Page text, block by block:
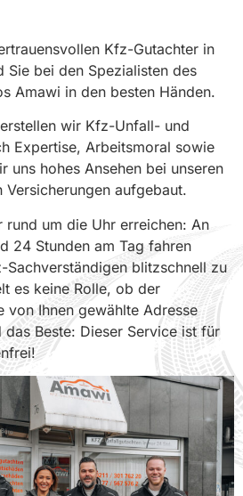
Kfz-Gutachter in
Sie bei den Spezialisten des
Amawi in den besten Händen.
wir Kfz-Unfall- und
Expertise, Arbeitsmoral sowie
uns hohes Ansehen bei unseren
Versicherungen aufgebaut.
rund um die Uhr erreichen: An
24 Stunden am Tag fahren
Sachverständigen blitzschnell zu
es keine Rolle, ob der
von Ihnen gewählte Adresse
Beste: Dieser Service ist für